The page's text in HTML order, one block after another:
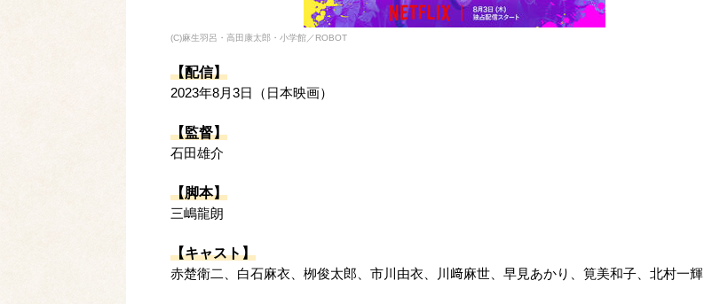
(C)麻生羽呂・高田康太郎・小学館／ROBOT
【配信】
2023年8月3日（日本映画）
【監督】
石田雄介
【脚本】
三嶋龍朗
【キャスト】
赤楚衛二、白石麻衣、栁俊太郎、市川由衣、川﨑麻世、早見あかり、筧美和子、北村一輝